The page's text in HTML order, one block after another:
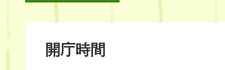
開庁時間